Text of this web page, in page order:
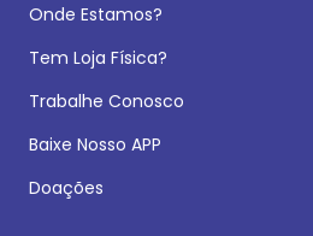
Onde Estamos?
Tem Loja Física?
Trabalhe Conosco
Baixe Nosso APP
Doações